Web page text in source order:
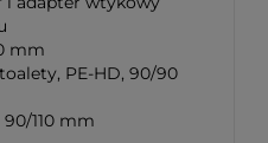
mm
PE-HD, 90/90
110 mm